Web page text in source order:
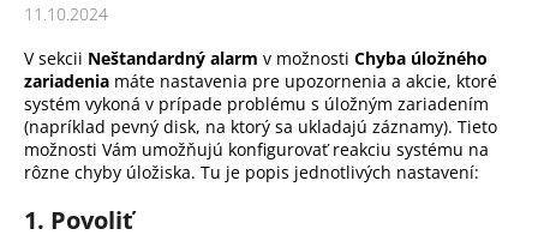
11.10.2024
V sekcii Neštandardný alarm v možnosti Chyba úložného
zariadenia máte nastavenia pre upozornenia a akcie, ktoré
systém vykoná v prípade problému s úložným zariadením
(napríklad pevný disk, na ktorý sa ukladajú záznamy). Tieto
možnosti Vám umožňujú konfigurovať reakciu systému na
rôzne chyby úložiska. Tu je popis jednotlivých nastavení:
1. Povoliť
t
r
e
b
u
j
e